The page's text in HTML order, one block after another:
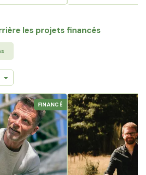
la transmission à son fils
les projets financés
FINANCÉ